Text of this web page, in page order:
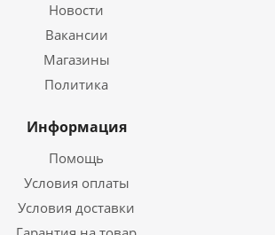
Новости
Вакансии
Магазины
Политика
Информация
Помощь
Условия оплаты
Условия доставки